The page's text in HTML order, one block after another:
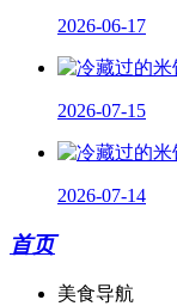
2026-06-17
2026-07-15
2026-07-14
首页
美食导航